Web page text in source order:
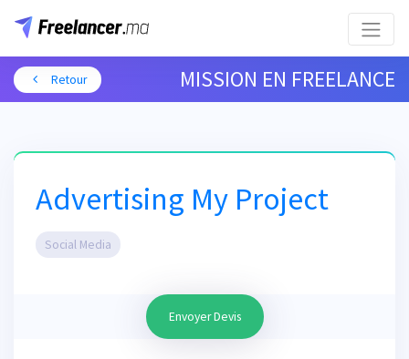
Retour MISSION EN FREELANCE
Advertising My Project
Social Media
Envoyer Devis